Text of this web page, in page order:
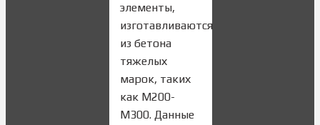
элементы,
изготавливаются
из бетона
тяжелых
марок, таких
как M200-
M300. Данные